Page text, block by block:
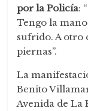
por la Policía:
Tengo la
sufrido. A otro
piernas”.
La
Benito
Avenida de La